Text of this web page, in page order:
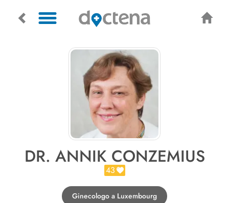
DR. ANNIK CONZEMIUS
43
Ginecologo a Luxembourg